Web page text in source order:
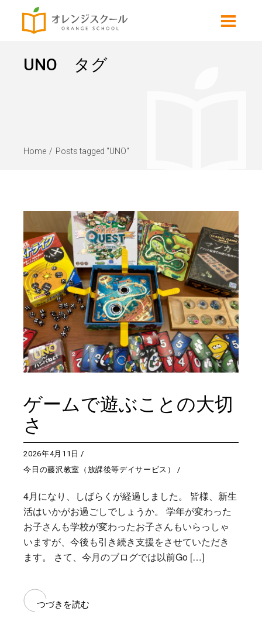
UNO タグ
Home Posts tagged "UNO"
ゲームで遊ぶことの大切
さ
2026年4月11日
今日の藤沢教室（放課後等デイサービス）
4月になり、しばらくが経過しました。 皆様、新生
活はいかがお過ごしでしょうか。 学年が変わった
お子さんも学校が変わったお子さんもいらっしゃ
いますが、今後も引き続き支援をさせていただき
ます。 さて、今月のブログでは以前Go […]
つづきを読む